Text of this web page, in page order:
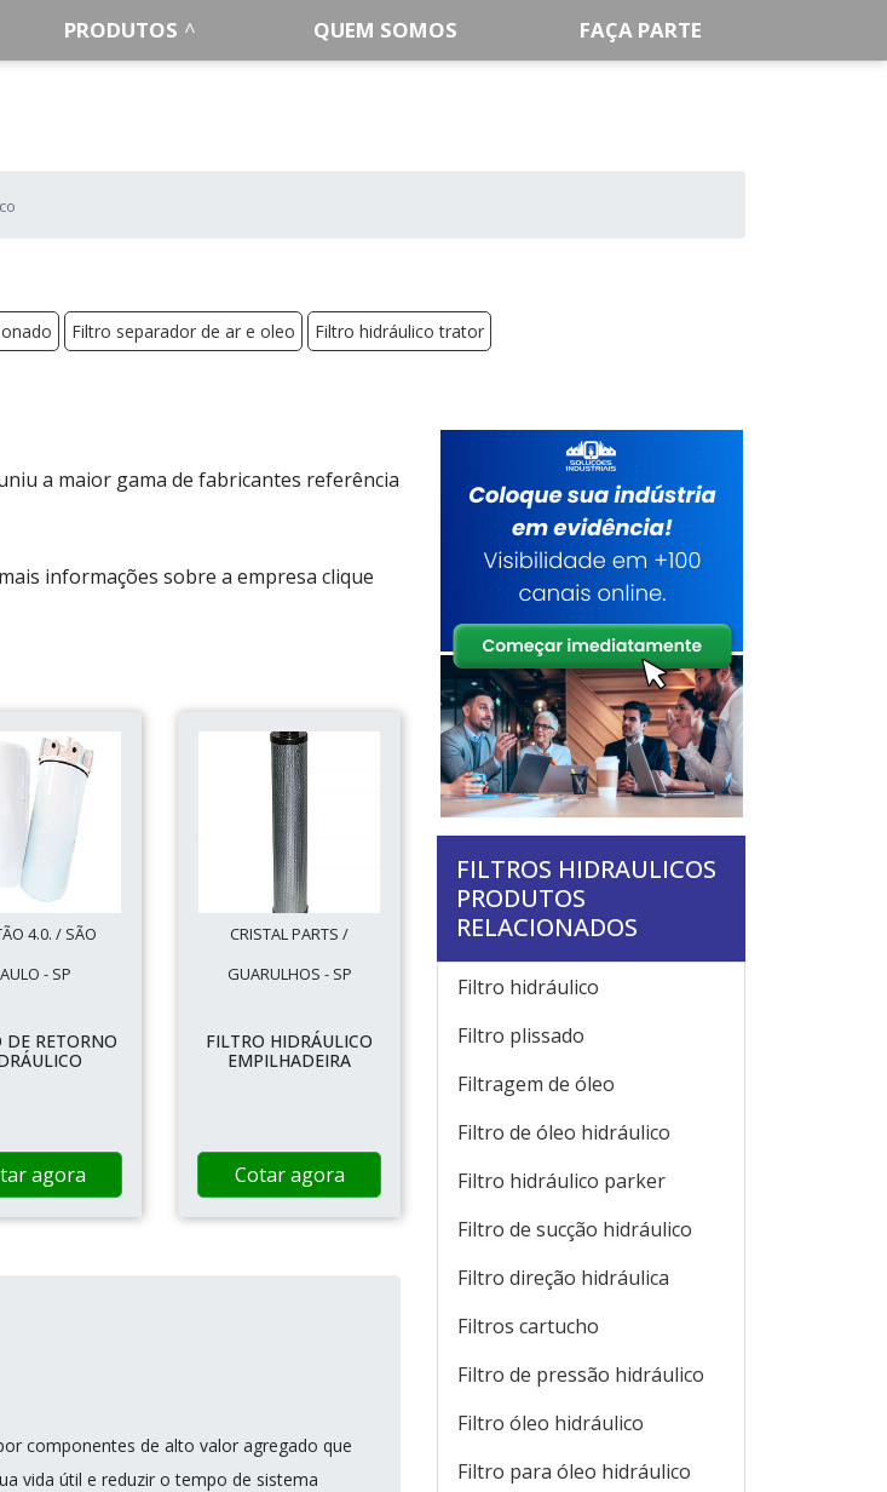
PRODUTOS QUEM SOMOS FAÇA PARTE
Filtro separador de ar e oleo Filtro hidráulico trator
a maior gama de fabricantes referência
informações sobre a empresa clique
4.0. / SÃO
- SP
DE RETORNO
agora
CRISTAL PARTS /
GUARULHOS - SP
FILTRO HIDRÁULICO
EMPILHADEIRA
Cotar agora
componentes de alto valor agregado que
vida útil e reduzir o tempo de sistema
FILTROS HIDRAULICOS
PRODUTOS
RELACIONADOS
Filtro hidráulico
Filtro plissado
Filtragem de óleo
Filtro de óleo hidráulico
Filtro hidráulico parker
Filtro de sucção hidráulico
Filtro direção hidráulica
Filtros cartucho
Filtro de pressão hidráulico
Filtro óleo hidráulico
Filtro para óleo hidráulico